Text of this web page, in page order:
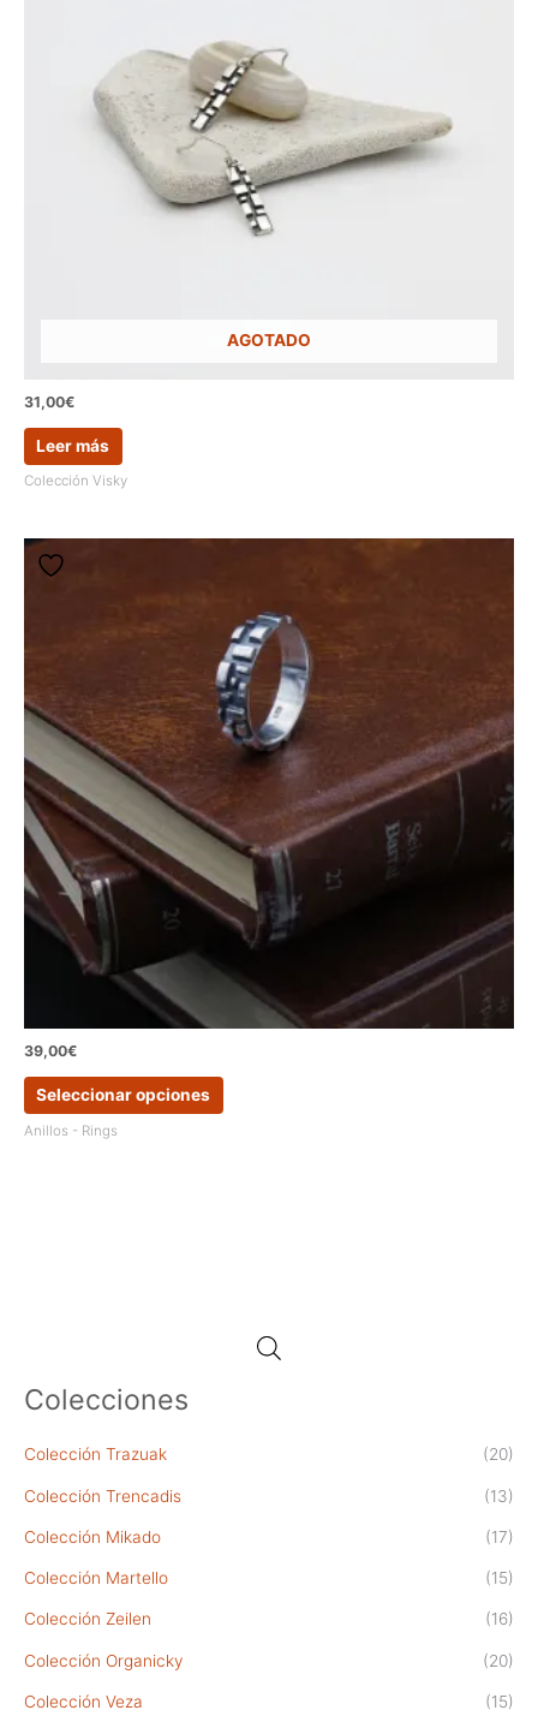
Colecciones
Colección Trazuak (20)
Colección Trencadis (13)
Colección Mikado (17)
Colección Martello (15)
Colección Zeilen (16)
Colección Organicky (20)
Colección Veza (15)
AGOTADO
31,00€
Leer más
Colección Visky
39,00€
Seleccionar opciones
Este
Anillos - Rings